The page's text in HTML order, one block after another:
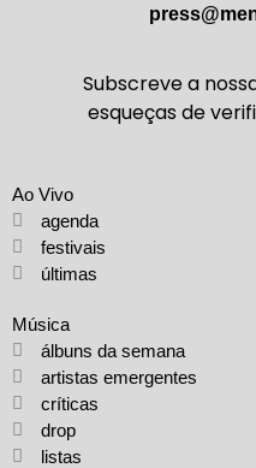
Subscreve a
esqueças de
Ao Vivo
agenda
festivais
últimas
Música
álbuns da semana
artistas emergentes
críticas
drop
listas